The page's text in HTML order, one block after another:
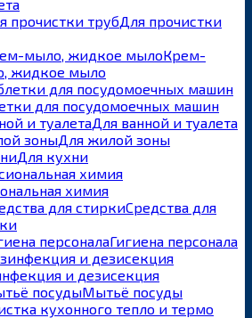
Для прочистки
Крем-
жидкое мыло
для посудомоечных машин
Для ванной и туалета
Для жилой зоны
Для кухни
химия
Средства для
Гигиена персонала
и дезисекция
Мытьё посуды